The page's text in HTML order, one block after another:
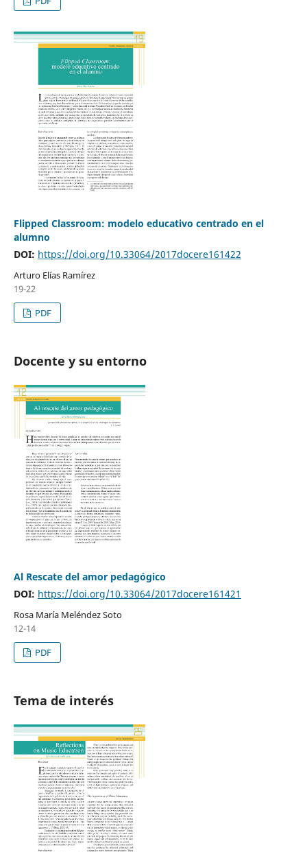
Flipped Classroom: modelo educativo centrado en el
alumno
DOI: https://doi.org/10.33064/2017docere161422
Arturo Elías Ramírez
19-22
PDF
Docente y su entorno
Al Rescate del amor pedagógico
DOI: https://doi.org/10.33064/2017docere161421
Rosa María Meléndez Soto
12-14
PDF
Tema de interés